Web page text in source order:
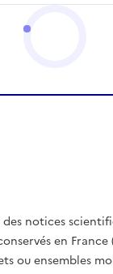
notices
en
ou ensembles